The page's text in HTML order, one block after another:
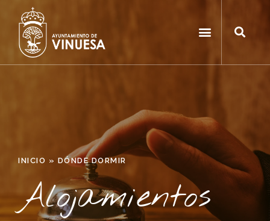
INICIO » DÓNDE DORMIR
Alojamientos